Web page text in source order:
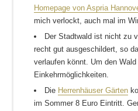
Homepage von Aspria
mich verlockt, auch mal im
Der Stadtwald ist nicht zu
recht gut ausgeschildert, so
verlaufen könnt. Um den
Einkehrmöglichkeiten.
Die Herrenhäuser Gärten
im Sommer 8 Euro Eintritt.